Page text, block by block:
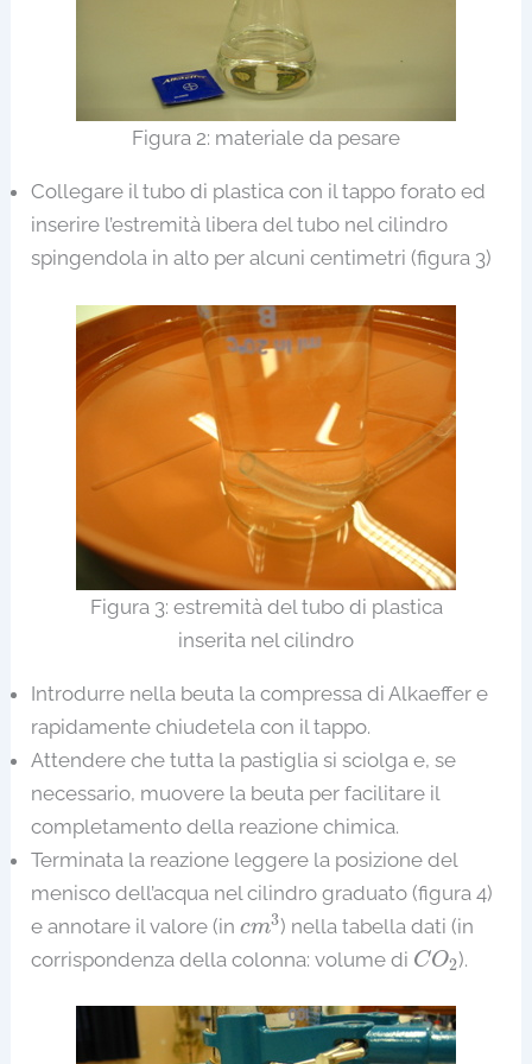
Figura 2: materiale da pesare
Collegare il tubo di plastica con il tappo forato ed
inserire l’estremità libera del tubo nel cilindro
spingendola in alto per alcuni centimetri (figura 3)
Figura 3: estremità del tubo di plastica
inserita nel cilindro
Introdurre nella beuta la compressa di Alkaeffer e
rapidamente chiudetela con il tappo.
Attendere che tutta la pastiglia si sciolga e, se
necessario, muovere la beuta per facilitare il
completamento della reazione chimica.
Terminata la reazione leggere la posizione del
menisco dell’acqua nel cilindro graduato (figura 4)
e annotare il valore (incm3
m3) nella tabella dati (in
corrispondenza della colonna: volume di CO2
CO2).